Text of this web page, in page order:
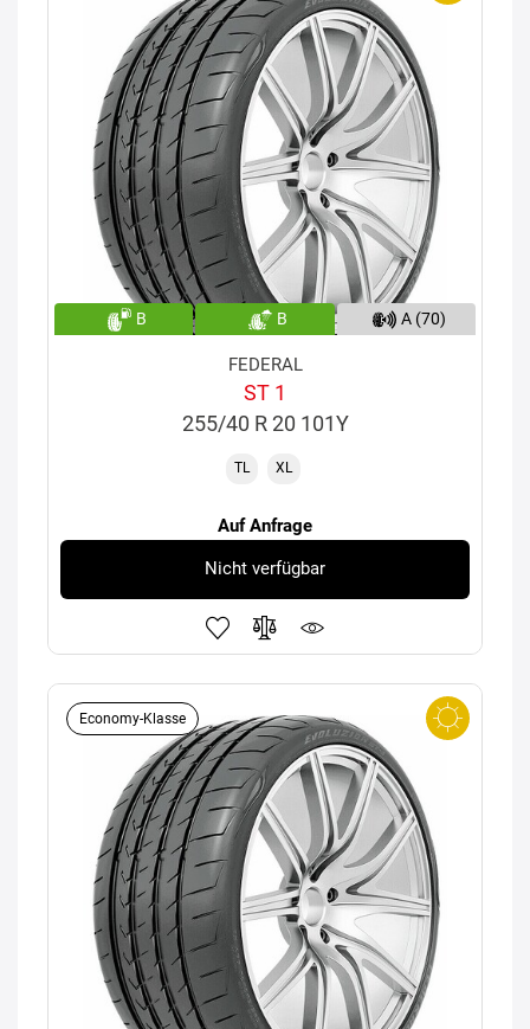
B B A (70)
FEDERAL
ST 1
255/40 R 20 101Y
TL XL
Auf Anfrage
Nicht verfügbar
Economy-Klasse